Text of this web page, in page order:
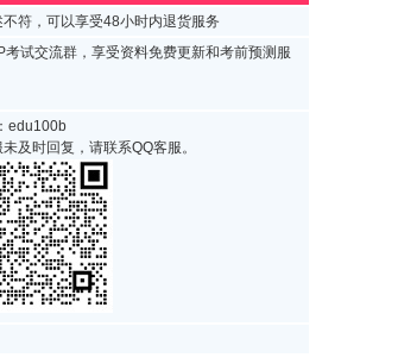
符，可以享受48小时内退货服务
试交流群，享受资料免费更新和考前预测服
edu100b
及时回复，请联系QQ客服。